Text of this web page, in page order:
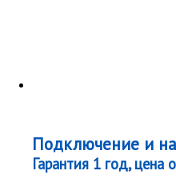
Подключение и
Гарантия 1 год, цена